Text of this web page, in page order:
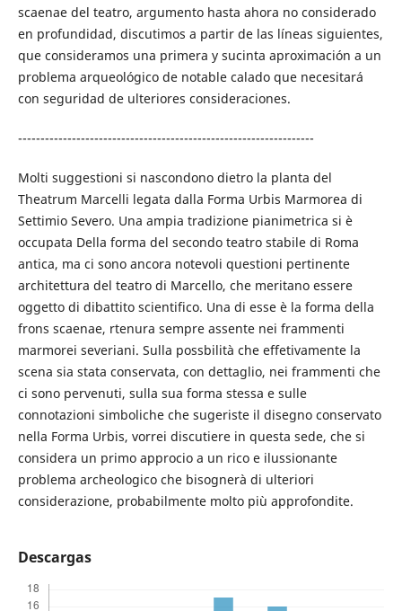
scaenae del teatro, argumento hasta ahora no considerado
en profundidad, discutimos a partir de las líneas siguientes,
que consideramos una primera y sucinta aproximación a un
problema arqueológico de notable calado que necesitará
con seguridad de ulteriores consideraciones.
------------------------------------------------------------------
Molti suggestioni si nascondono dietro la planta del
Theatrum Marcelli legata dalla Forma Urbis Marmorea di
Settimio Severo. Una ampia tradizione pianimetrica si è
occupata Della forma del secondo teatro stabile di Roma
antica, ma ci sono ancora notevoli questioni pertinente
architettura del teatro di Marcello, che meritano essere
oggetto di dibattito scientifico. Una di esse è la forma della
frons scaenae, rtenura sempre assente nei frammenti
marmorei severiani. Sulla possbilità che effetivamente la
scena sia stata conservata, con dettaglio, nei frammenti che
ci sono pervenuti, sulla sua forma stessa e sulle
connotazioni simboliche che sugeriste il disegno conservato
nella Forma Urbis, vorrei discutiere in questa sede, che si
considera un primo approcio a un rico e ilussionante
problema archeologico che bisognerà di ulteriori
considerazione, probabilmente molto più approfondite.
Descargas